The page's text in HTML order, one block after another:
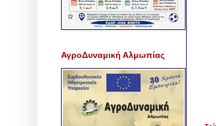
ΑγροΔυναμική Αλμωπίας